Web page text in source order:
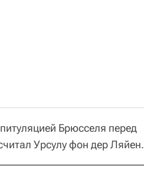
Брюсселя перед
Урсулу фон дер Ляйен.